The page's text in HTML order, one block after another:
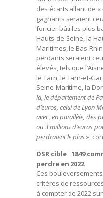
des écarts allant de «
gagnants seraient
foncier bâti les plus
Hauts-de-Seine, la
Maritimes, le Bas-
perdants seraient
élevés, tels que
le Tarn, le Tarn-et-
Seine-Maritime, la
là, le département de
d’euros, celui de Lyon
avec, en parallèle, des
ou 3 millions d’euros
perdraient le plus »,
DSR cible : 1849
perdre en 2022
Ces
critères de
à compter de 2022